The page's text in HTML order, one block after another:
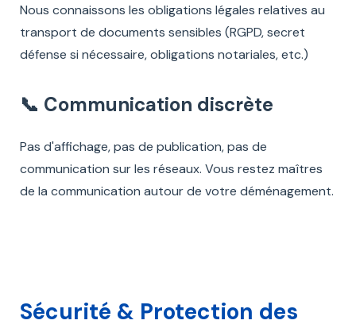
Nous connaissons les obligations légales relatives au
transport de documents sensibles (RGPD, secret
défense si nécessaire, obligations notariales, etc.)
📞 Communication discrète
Pas d'affichage, pas de publication, pas de
communication sur les réseaux. Vous restez maîtres
de la communication autour de votre déménagement.
Sécurité & Protection des